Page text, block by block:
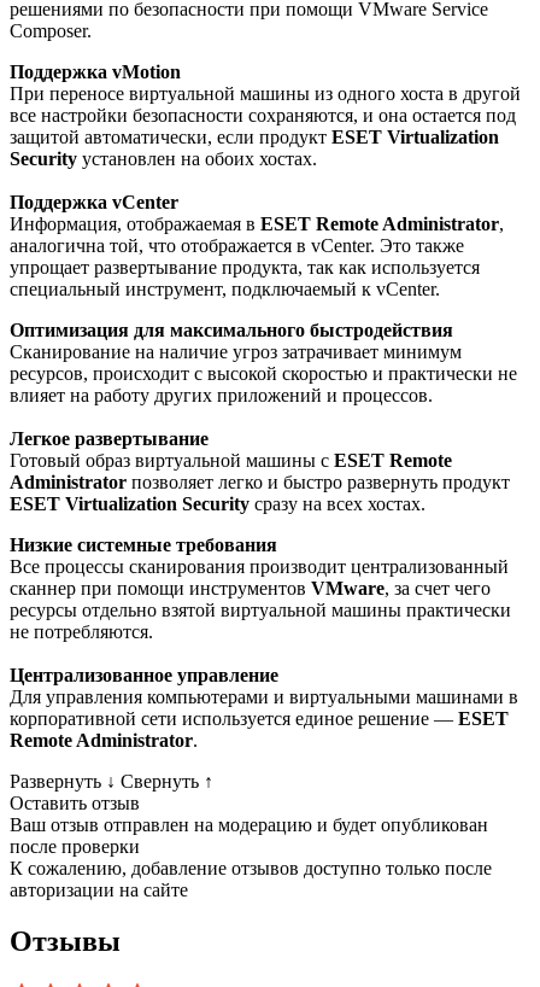
решениями по безопасности при помощи VMware Service
Composer.
Поддержка vMotion
При переносе виртуальной машины из одного хоста в другой
все настройки безопасности сохраняются, и она остается под
защитой автоматически, если продукт ESET Virtualization
Security установлен на обоих хостах.
Поддержка vCenter
Информация, отображаемая в ESET Remote Administrator,
аналогична той, что отображается в vCenter. Это также
упрощает развертывание продукта, так как используется
специальный инструмент, подключаемый к vCenter.
Оптимизация для максимального быстродействия
Сканирование на наличие угроз затрачивает минимум
ресурсов, происходит с высокой скоростью и практически не
влияет на работу других приложений и процессов.
Легкое развертывание
Готовый образ виртуальной машины с ESET Remote
Administrator позволяет легко и быстро развернуть продукт
ESET Virtualization Security сразу на всех хостах.
Низкие системные требования
Все процессы сканирования производит централизованный
сканнер при помощи инструментов VMware, за счет чего
ресурсы отдельно взятой виртуальной машины практически
не потребляются.
Централизованное управление
Для управления компьютерами и виртуальными машинами в
корпоративной сети используется единое решение — ESET
Remote Administrator.
Развернуть ↓ Свернуть ↑
Оставить отзыв
Ваш отзыв отправлен на модерацию и будет опубликован
после проверки
К сожалению, добавление отзывов доступно только после
авторизации на сайте
Отзывы